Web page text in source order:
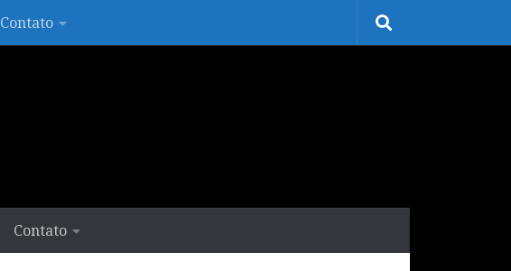
Contato
Contato